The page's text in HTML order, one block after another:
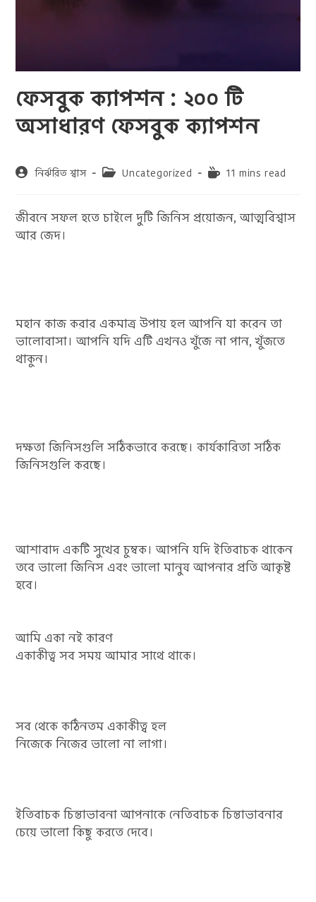
ফেসবুক ক্যাপশন : ২০০ টি
অসাধারণ ফেসবুক ক্যাপশন
Postনির্ঝরিত শ্বাস
PostUncategorized
Reading11 mins read
জীবনে সফল হতে চাইলে দুটি জিনিস প্রয়োজন, আত্মবিশ্বাস
আর জেদ।
মহান কাজ করার একমাত্র উপায় হল আপনি যা করেন তা
ভালোবাসা। আপনি যদি এটি এখনও খুঁজে না পান, খুঁজতে
থাকুন।
দক্ষতা জিনিসগুলি সঠিকভাবে করছে। কার্যকারিতা সঠিক
জিনিসগুলি করছে।
আশাবাদ একটি সুখের চুম্বক। আপনি যদি ইতিবাচক থাকেন
তবে ভালো জিনিস এবং ভালো মানুষ আপনার প্রতি আকৃষ্ট
হবে।
আমি একা নই কারণ
একাকীত্ব সব সময় আমার সাথে থাকে।
সব থেকে কঠিনতম একাকীত্ব হল
নিজেকে নিজের ভালো না লাগা।
ইতিবাচক চিন্তাভাবনা আপনাকে নেতিবাচক চিন্তাভাবনার
চেয়ে ভালো কিছু করতে দেবে।